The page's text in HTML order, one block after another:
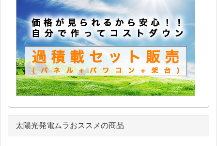
太陽光発電ムラおススメの商品